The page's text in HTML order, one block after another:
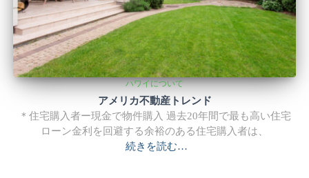
ハワイについて
アメリカ不動産トレンド
＊住宅購入者ー現金で物件購入 過去20年間で最も高い住宅
ローン金利を回避する余裕のある住宅購入者は、
続きを読む…